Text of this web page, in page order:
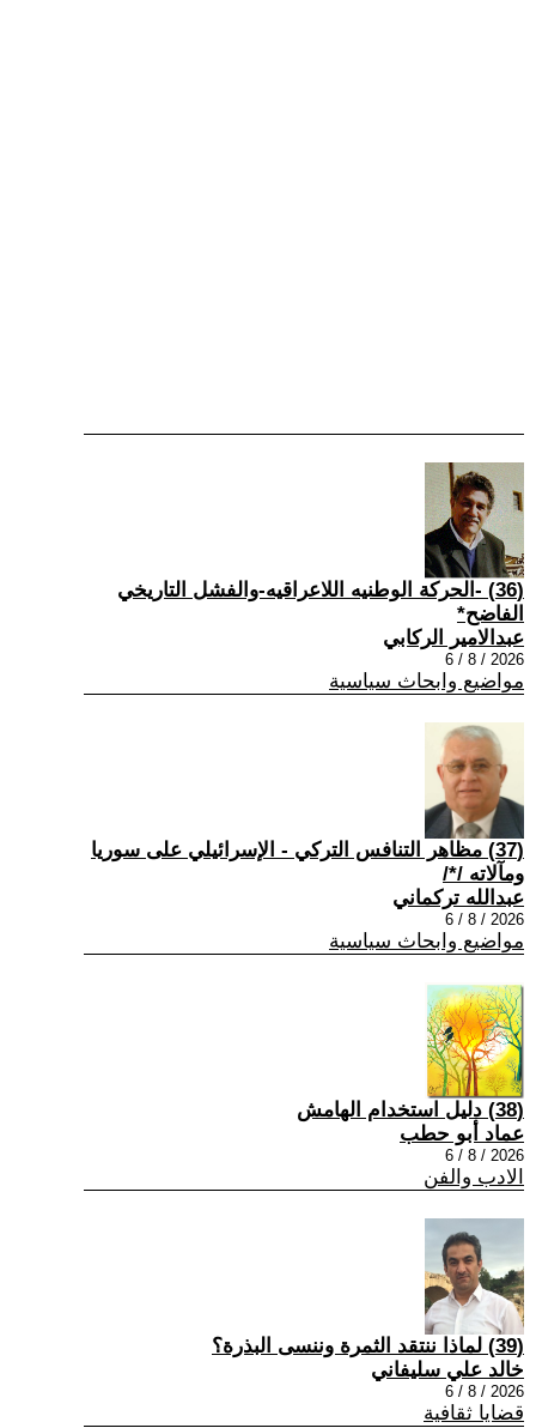
(36) -الحركة الوطنيه اللاعراقيه-والفشل التاريخي
الفاضح*
عبدالامير الركابي
2026 / 8 / 6
مواضيع وابحاث سياسية
(37) مظاهر التنافس التركي - الإسرائيلي على سوريا
ومآلاته /*/
عبدالله تركماني
2026 / 8 / 6
مواضيع وابحاث سياسية
(38) دليل استخدام الهامش
عماد أبو حطب
2026 / 8 / 6
الادب والفن
(39) لماذا ننتقد الثمرة وننسى البذرة؟
خالد علي سليفاني
2026 / 8 / 6
قضايا ثقافية